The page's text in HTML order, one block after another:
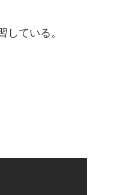
ている。